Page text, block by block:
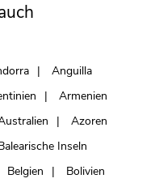
Anguilla
Armenien
Azoren
Inseln
Belgien
Bolivien